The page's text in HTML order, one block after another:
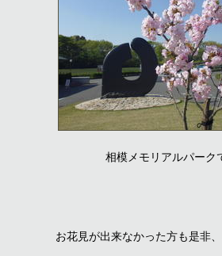
相模メモリアルパーク
お花見が出来なかった方も是非、